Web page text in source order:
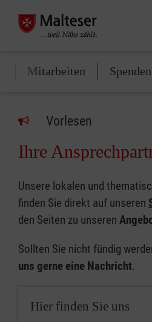
Mitarbeiten Spenden
Vorlesen
Ihre
Unsere lokalen und
finden Sie direkt auf unseren
den Seiten zu unseren
Sollten Sie nicht fündig
uns gerne eine Nachricht.
Hier finden Sie uns